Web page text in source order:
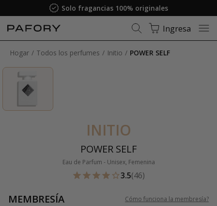
Solo fragancias 100% originales
Ingresa
Hogar Todos los perfumes Initio POWER SELF
INITIO
POWER SELF
Eau de Parfum - Unisex, Femenina
3.5(46)
MEMBRESÍA Cómo funciona la membresía?